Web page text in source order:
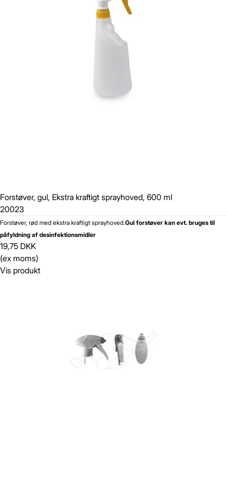
Forstøver, gul, Ekstra kraftigt sprayhoved, 600 ml
20023
Forstøver, rød med ekstra kraftigt sprayhoved.Gul forstøver kan evt. bruges til
påfyldning af desinfektionsmidler
19,75 DKK
(ex moms)
Vis produkt